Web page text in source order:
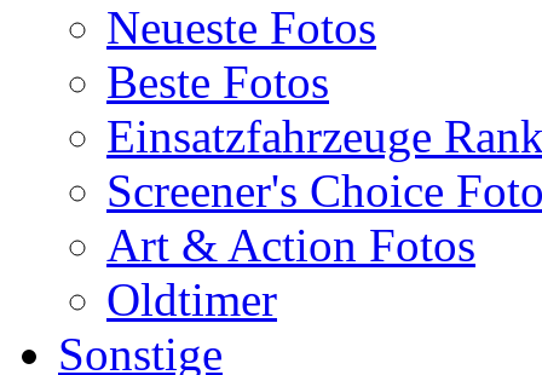
Neueste Fotos
Beste Fotos
Einsatzfahrzeuge
Screener's Choice
Art & Action Fotos
Oldtimer
Sonstige